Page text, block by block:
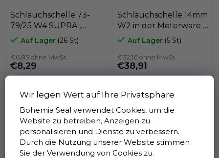
Wir legen Wert auf Ihre Privatsphäre
Bohemia Seal verwendet Cookies, um die
Website zu betreiben, Anzeigen zu
personalisieren und Dienste zu verbessern.
Durch die Nutzung unserer Website stimmen
Sie der Verwendung von Cookies zu.
Schlauchschelle 73-
79/25 W4 SUPRA ,
MIKALOR 03013198
Auf Lager (26 St)
€6,85 ohne MwSt.
€8,29
Drehbrücke kann die
Supra W4-Schlauchschelle
an den...
Schlauchschelle 14mm
W2 in der Meterware ,
länge 3000mm , 6
schlösser , GeTech
Auf Lager (5 St)
€32,16 ohne MwSt.
€38,91
Schlauchschellensatz in
Meterware, Breite 8mm,
Material W2 , Länge
3000mm, 8...